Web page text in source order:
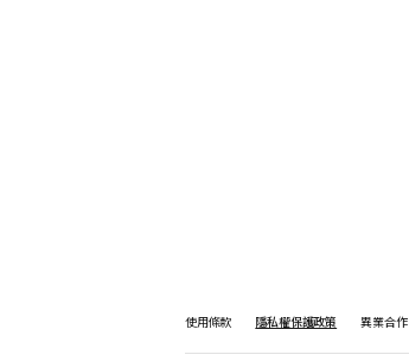
使用條款 隱私權保護政策 異業合作